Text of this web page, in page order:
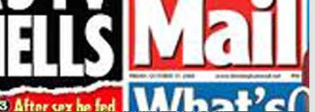
שקיעה מעוננת מעט – 4/7/2012
ליקוי הירח – 15/6/2011
אובך כבד – 21/10/2011
טיסה בכדור פורח – 8/5/2012
אלבומי יום כיפור